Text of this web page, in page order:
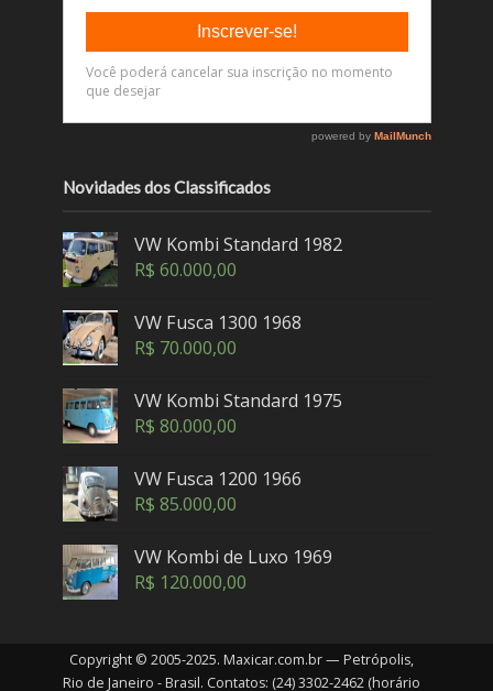
Novidades dos Classificados
VW Kombi Standard 1982
R$ 60.000,00
VW Fusca 1300 1968
R$ 70.000,00
VW Kombi Standard 1975
R$ 80.000,00
VW Fusca 1200 1966
R$ 85.000,00
VW Kombi de Luxo 1969
R$ 120.000,00
Copyright © 2005-2025. Maxicar.com.br — Petrópolis,
Rio de Janeiro - Brasil. Contatos: (24) 3302-2462 (horário